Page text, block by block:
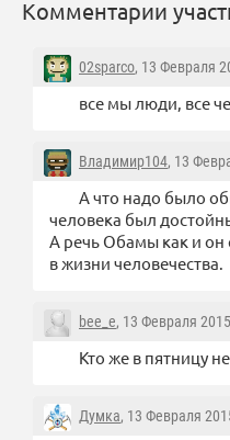
Комментарии
02sparco, 13 Февраля
все мы люди, все
Владимир104, 13
А что надо было
человека был
А речь Обамы как и
в жизни человечества.
bee_e, 13 Февраля
Кто же в пятницу
Думка, 13 Февраля